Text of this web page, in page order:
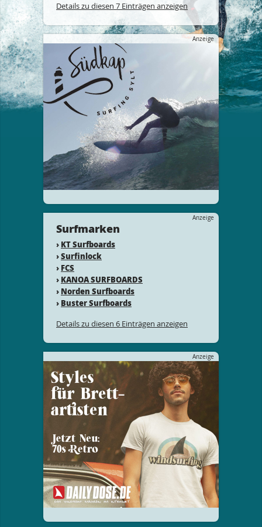
Details zu diesen 7 Einträgen anzeigen
Anzeige
Anzeige
Surfmarken
› KT Surfboards
›Surfinlock
› FCS
› KANOA SURFBOARDS
› Norden Surfboards
› Buster Surfboards
Details zu diesen 6 Einträgen anzeigen
Anzeige